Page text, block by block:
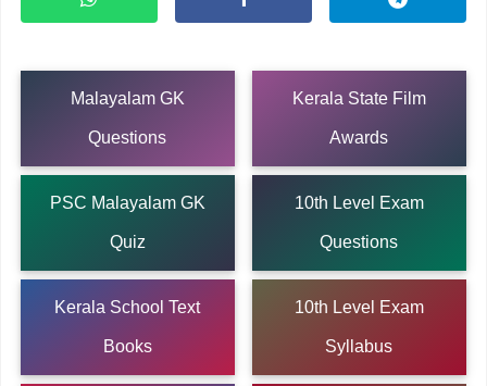
Malayalam GK
Questions
Kerala State Film
Awards
PSC Malayalam GK
Quiz
10th Level Exam
Questions
Kerala School Text
Books
10th Level Exam
Syllabus